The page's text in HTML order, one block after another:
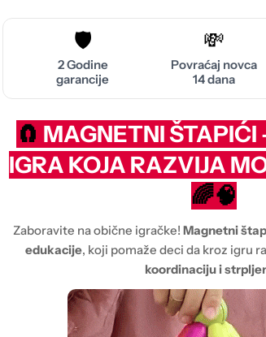
🛡️
2 Godine
garancije
💸
Povraćaj novca
14 dana
🧲 MAGNETNI
IGRA KOJA RAZVIJA
🌈🧠
Zaboravite na obične igračke! Magnetni
edukacije, koji pomaže deci da kroz igru
koordinaciju i